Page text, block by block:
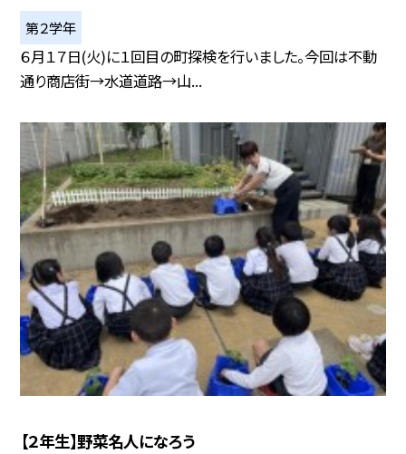
第２学年
６月１７日(火)に１回目の町探検を行いました。今回は不動
通り商店街→水道道路→山...
【２年生】野菜名人になろう